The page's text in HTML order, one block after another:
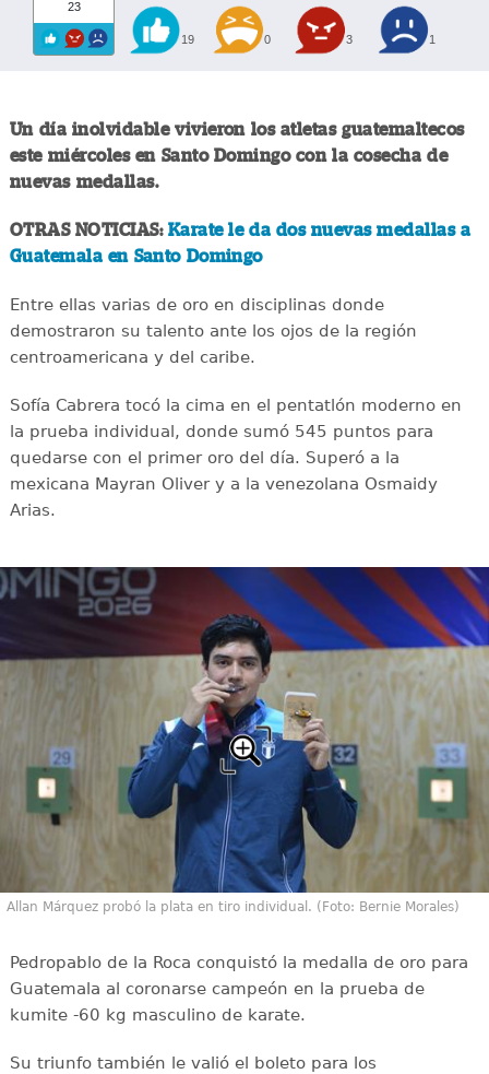
23
19 0 3 1
Un día inolvidable vivieron los atletas guatemaltecos
este miércoles en Santo Domingo con la cosecha de
nuevas medallas.
OTRAS NOTICIAS: Karate le da dos nuevas medallas a
Guatemala en Santo Domingo
Entre ellas varias de oro en disciplinas donde
demostraron su talento ante los ojos de la región
centroamericana y del caribe.
Sofía Cabrera tocó la cima en el pentatlón moderno en
la prueba individual, donde sumó 545 puntos para
quedarse con el primer oro del día. Superó a la
mexicana Mayran Oliver y a la venezolana Osmaidy
Arias.
Allan Márquez probó la plata en tiro individual. (Foto: Bernie Morales)
Pedropablo de la Roca conquistó la medalla de oro para
Guatemala al coronarse campeón en la prueba de
kumite -60 kg masculino de karate.
Su triunfo también le valió el boleto para los